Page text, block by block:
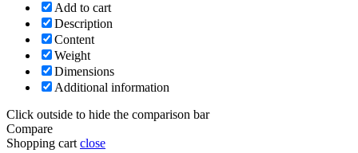
Add to cart
Description
Content
Weight
Dimensions
Additional information
Click outside to hide the comparison bar
Compare
Shopping cart close